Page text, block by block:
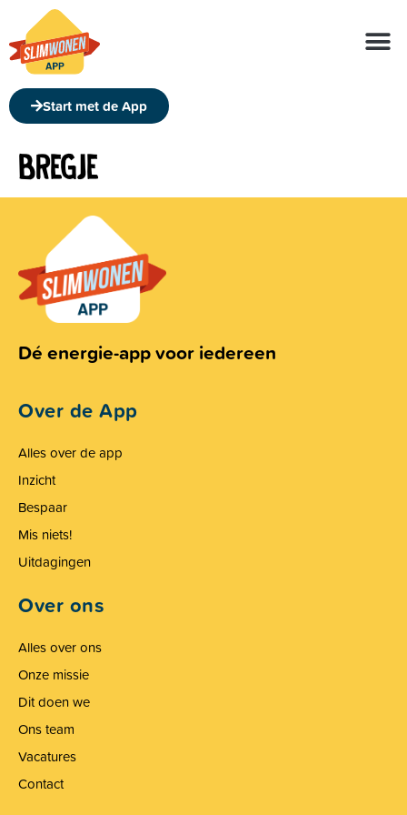
Start met de App
BREGJE
Dé energie-app voor iedereen
Over de App
Alles over de app
Inzicht
Bespaar
Mis niets!
Uitdagingen
Over ons
Alles over ons
Onze missie
Dit doen we
Ons team
Vacatures
Contact